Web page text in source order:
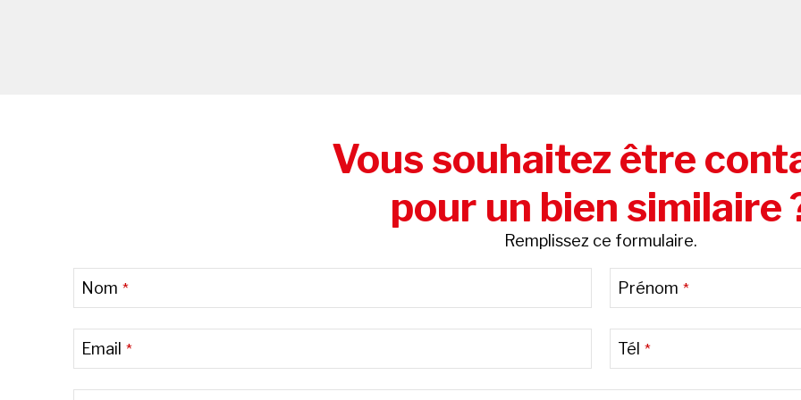
Vous souhaitez être
pour un bien similaire
Remplissez ce formulaire.
Nom * Prénom *
Email * Tél *